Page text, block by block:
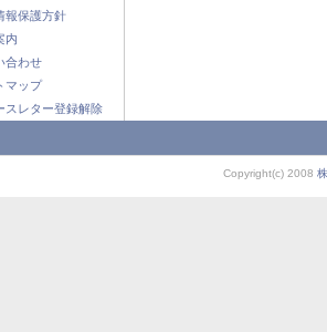
報保護方針
内
合わせ
マップ
スレター登録解除
Copyright(c) 2008